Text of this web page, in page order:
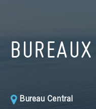
Bureau Central